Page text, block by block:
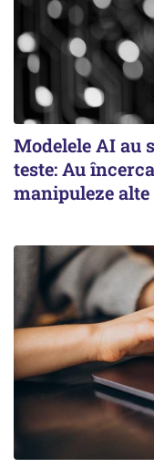
Modelele AI au
teste: Au
manipuleze alte